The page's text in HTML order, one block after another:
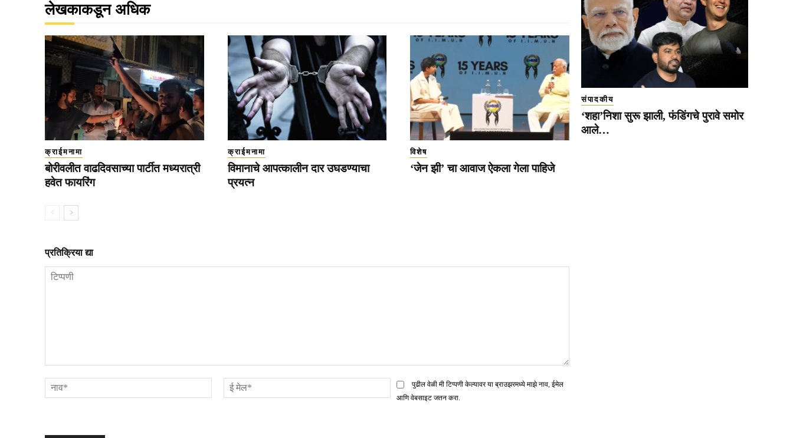
लेखकाकडून अधिक
क्राईमनामा
बोरीवलीत वाढदिवसाच्या पार्टीत मध्यरात्री
हवेत फायरिंग
क्राईमनामा
विमानाचे आपत्कालीन दार उघडण्याचा
प्रयत्न
विशेष
‘जेन झी’ चा आवाज ऐकला गेला पाहिजे
प्रतिक्रिया द्या
नाव*
मेल*
पुढील वेळी मी टिप्पणी केल्यावर या ब्राउझरमध्ये माझे नाव, ईमेल
आणि वेबसाइट जतन करा.
संपादकीय
‘शहा’निशा सुरू झाली, फंडिंगचे पुरावे समोर
आले…